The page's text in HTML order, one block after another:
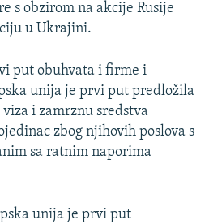
1080p
720p
s obzirom na akcije Rusije
u Ukrajini.
put obuhvata i firme i
unija je prvi put predložila
i zamrznu sredstva
zbog njihovih poslova s
sa ratnim naporima
unija je prvi put